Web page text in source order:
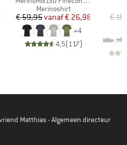
prijs
Productgroep
Merinoshirt
Prijs
€ 59,95 Verlaagde prijs
vanaf€ 26,98
+4
4,5(117)
€
Matthias - Algemeen directeur